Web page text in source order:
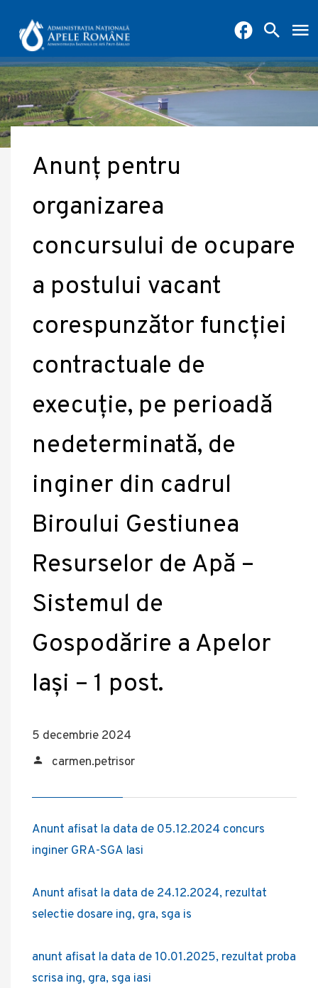
Anunț pentru
organizarea
concursului de ocupare
a postului vacant
corespunzător funcției
contractuale de
execuție, pe perioadă
nedeterminată, de
inginer din cadrul
Biroului Gestiunea
Resurselor de Apă –
Sistemul de
Gospodărire a Apelor
Iași – 1 post.
5 decembrie 2024
carmen.petrisor
Anunt afisat la data de 05.12.2024 concurs
inginer GRA-SGA Iasi
Anunt afisat la data de 24.12.2024, rezultat
selectie dosare ing, gra, sga is
anunt afisat la data de 10.01.2025, rezultat proba
scrisa ing, gra, sga iasi